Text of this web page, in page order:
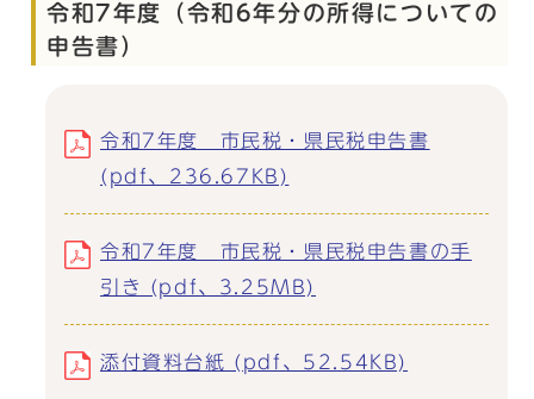
令和7年度（令和6年分の所得についての
申告書）
令和7年度 市民税・県民税申告書
(pdf、236.67KB)
令和7年度 市民税・県民税申告書の手
引き (pdf、3.25MB)
添付資料台紙 (pdf、52.54KB)